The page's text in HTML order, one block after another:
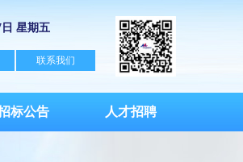
日 星期五
联系我们
标公告 人才招聘